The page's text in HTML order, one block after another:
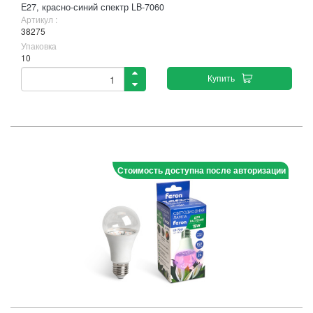
E27, красно-синий спектр LB-7060
Артикул :
38275
Упаковка
10
Купить
Стоимость доступна после авторизации